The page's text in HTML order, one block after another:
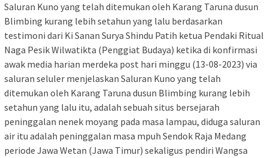
Saluran Kuno yang telah ditemukan oleh Karang Taruna dusun
Blimbing kurang lebih setahun yang lalu berdasarkan
testimoni dari Ki Sanan Surya Shindu Patih ketua Pendaki Ritual
Naga Pesik Wilwatikta (Penggiat Budaya) ketika di konfirmasi
awak media harian merdeka post hari minggu (13-08-2023) via
saluran seluler menjelaskan Saluran Kuno yang telah
ditemukan oleh Karang Taruna dusun Blimbing kurang lebih
setahun yang lalu itu, adalah sebuah situs bersejarah
peninggalan nenek moyang pada masa lampau, diduga saluran
air itu adalah peninggalan masa mpuh Sendok Raja Medang
periode Jawa Wetan (Jawa Timur) sekaligus pendiri Wangsa